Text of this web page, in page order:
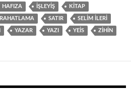
HAFIZA IŞLEYIŞ KITAP
RAHATLAMA SATIR SELIM İLERI
YAZAR YAZI YEIS ZIHIN